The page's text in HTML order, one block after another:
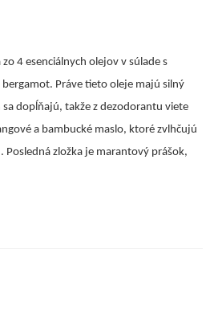
4 esenciálnych olejov v súlade s
Práve tieto oleje majú silný
dopĺňajú, takže z dezodorantu viete
a bambucké maslo, ktoré zvlhčujú
zložka je marantový prášok,